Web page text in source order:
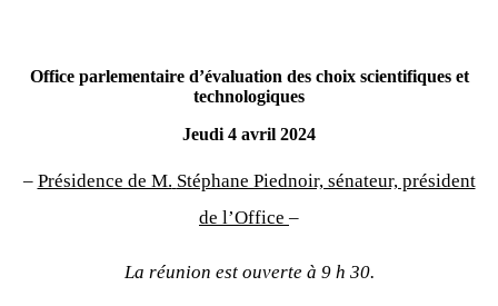
Office parlementaire d’évaluation des choix scientifiques et
technologiques
Jeudi 4 avril 2024
– Présidence de M. Stéphane Piednoir, sénateur, président
de l’Office –
La réunion est ouverte à 9 h 30.